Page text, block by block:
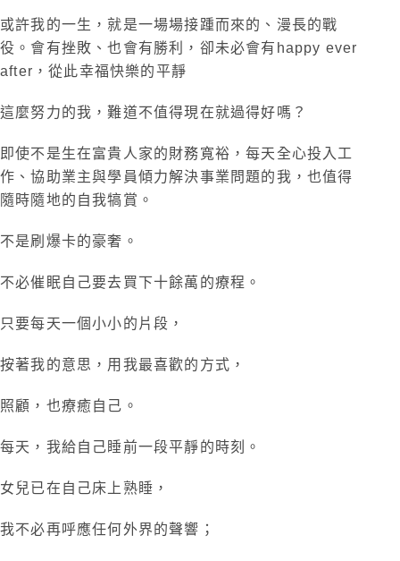
或許我的一生，就是一場場接踵而來的、漫長的戰
役。會有挫敗、也會有勝利，卻未必會有happy ever
after，從此幸福快樂的平靜
這麼努力的我，難道不值得現在就過得好嗎？
即使不是生在富貴人家的財務寬裕，每天全心投入工
作、協助業主與學員傾力解決事業問題的我，也值得
隨時隨地的自我犒賞。
不是刷爆卡的豪奢。
不必催眠自己要去買下十餘萬的療程。
只要每天一個小小的片段，
按著我的意思，用我最喜歡的方式，
照顧，也療癒自己。
每天，我給自己睡前一段平靜的時刻。
女兒已在自己床上熟睡，
我不必再呼應任何外界的聲響；